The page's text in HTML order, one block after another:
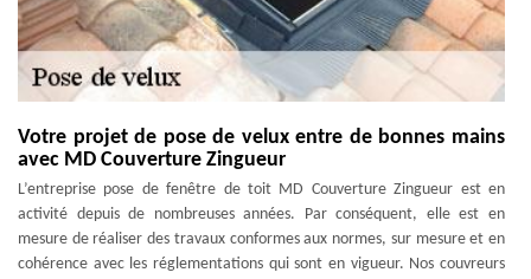
Votre projet de pose de velux entre de bonnes mains
avec MD Couverture Zingueur
L’entreprise pose de fenêtre de toit MD Couverture Zingueur est en
activité depuis de nombreuses années. Par conséquent, elle est en
mesure de réaliser des travaux conformes aux normes, sur mesure et en
cohérence avec les réglementations qui sont en vigueur. Nos couvreurs